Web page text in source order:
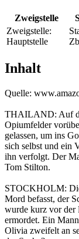
Zweigstelle
Zweigstelle:
Hauptstelle
Inhalt
Quelle:
THAILAND: Auf
Opiumfelder
gelassen, um ins
sich selbst und ein
ihn verfolgt. Der
Tom Stilton.
STOCKHOLM:
Mord befasst, der
wurde kurz vor der
ermordet. Ein
Olivia zweifelt an